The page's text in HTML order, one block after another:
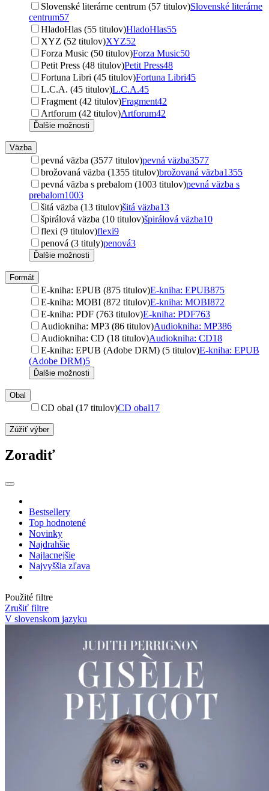
Slovenské literárne centrum (57 titulov)Slovenské literárne
centrum57
HladoHlas (55 titulov)HladoHlas55
XYZ (52 titulov)XYZ52
Forza Music (50 titulov)Forza Music50
Petit Press (48 titulov)Petit Press48
Fortuna Libri (45 titulov)Fortuna Libri45
L.C.A. (45 titulov)L.C.A.45
Fragment (42 titulov)Fragment42
Artforum (42 titulov)Artforum42
Ďalšie možnosti
Väzba
pevná väzba (3577 titulov)pevná väzba3577
brožovaná väzba (1355 titulov)brožovaná väzba1355
pevná väzba s prebalom (1003 titulov)pevná väzba s
prebalom1003
šitá väzba (13 titulov)šitá väzba13
špirálová väzba (10 titulov)špirálová väzba10
flexi (9 titulov)flexi9
penová (3 tituly)penová3
Ďalšie možnosti
Formát
E-kniha: EPUB (875 titulov)E-kniha: EPUB875
E-kniha: MOBI (872 titulov)E-kniha: MOBI872
E-kniha: PDF (763 titulov)E-kniha: PDF763
Audiokniha: MP3 (86 titulov)Audiokniha: MP386
Audiokniha: CD (18 titulov)Audiokniha: CD18
E-kniha: EPUB (Adobe DRM) (5 titulov)E-kniha: EPUB
(Adobe DRM)5
Ďalšie možnosti
Obal
CD obal (17 titulov)CD obal17
Zúžiť výber
Zoradiť
Bestsellery
Top hodnotené
Novinky
Najdrahšie
Najlacnejšie
Najvyššia zľava
Použité filtre
Zrušiť filtre
V slovenskom jazyku